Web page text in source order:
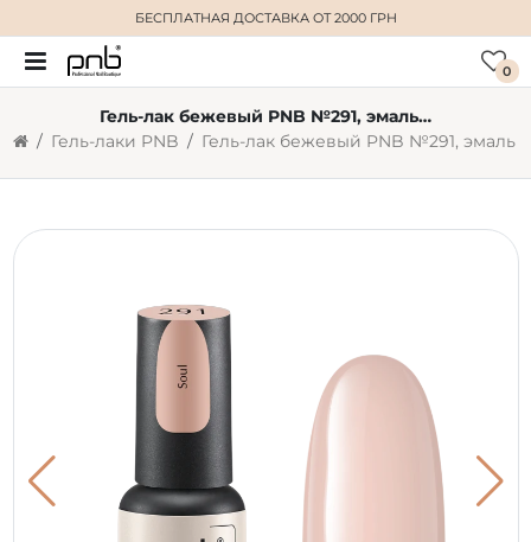
БЕСПЛАТНАЯ ДОСТАВКАОТ 2000 ГРН
0
Гель-лак бежевый PNB №291, эмаль (4 мл)
Гель-лаки PNB